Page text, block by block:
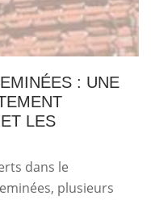
: UNE
LES
dans le
plusieurs